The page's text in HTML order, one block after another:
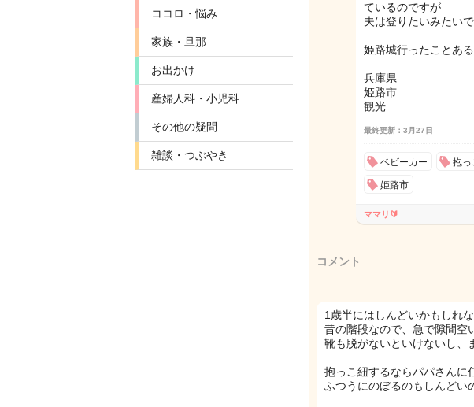
ココロ・悩み
家族・旦那
お出かけ
産婦人科・小児科
その他の疑問
雑談・つぶやき
ているのですが
夫は登りたいみたいで
姫路城行ったことあ
兵庫県
姫路市
観光
最終更新：3月27日
ベビーカー 抱っ
姫路市
ママリ🔰
コメント
1歳半にはしんどいかもしれ
昔の階段なので、急で隙間空
靴も脱がないといけないし、
抱っこ紐するならパパさんに
ふつうにのぼるのもしんどい